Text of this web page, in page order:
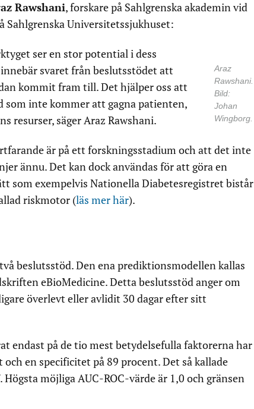
Rawshani, forskare på Sahlgrenska akademin vid
Sahlgrenska Universitetssjukhuset:
Araz
Rawshani.
Bild:
Johan
Wingborg.
ser en stor potential i dess
svaret från beslutsstödet att
kommit fram till. Det hjälper oss att
inte kommer att gagna patienten,
resurser, säger Araz Rawshani.
är på ett forskningsstadium och att det inte
ännu. Det kan dock användas för att göra en
som exempelvis Nationella Diabetesregistret bistår
riskmotor (läs mer här).
beslutsstöd. Den ena prediktionsmodellen kallas
eBioMedicine. Detta beslutsstöd anger om
överlevt eller avlidit 30 dagar efter sitt
endast på de tio mest betydelsefulla faktorerna har
en specificitet på 89 procent. Det så kallade
möjliga AUC-ROC-värde är 1,0 och gränsen